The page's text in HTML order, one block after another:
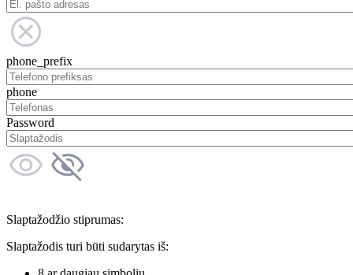
phone_prefix
phone
Password
Slaptažodžio stiprumas:
Slaptažodis turi būti sudarytas iš: